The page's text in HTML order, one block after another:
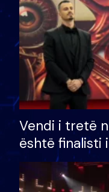
Vendi i tretë
është finalisti